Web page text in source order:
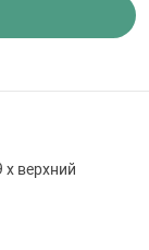
верхний